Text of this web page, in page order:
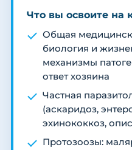
Что вы освоите на
Общая
биология и
механизмы
ответ хозяина
Частная
(аскаридоз,
эхинококкоз,
Протозоозы: